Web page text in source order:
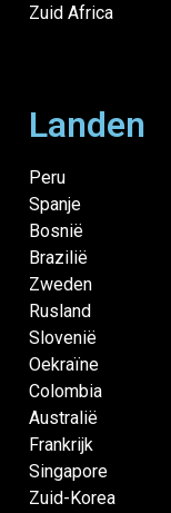
Zuid Africa
Landen
Peru
Spanje
Bosnië
Brazilië
Zweden
Rusland
Slovenië
Oekraïne
Colombia
Australië
Frankrijk
Singapore
Zuid-Korea